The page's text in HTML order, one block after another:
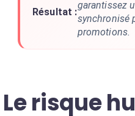
Résultat :
garantissez
synchronisé
promotions.
Le risque